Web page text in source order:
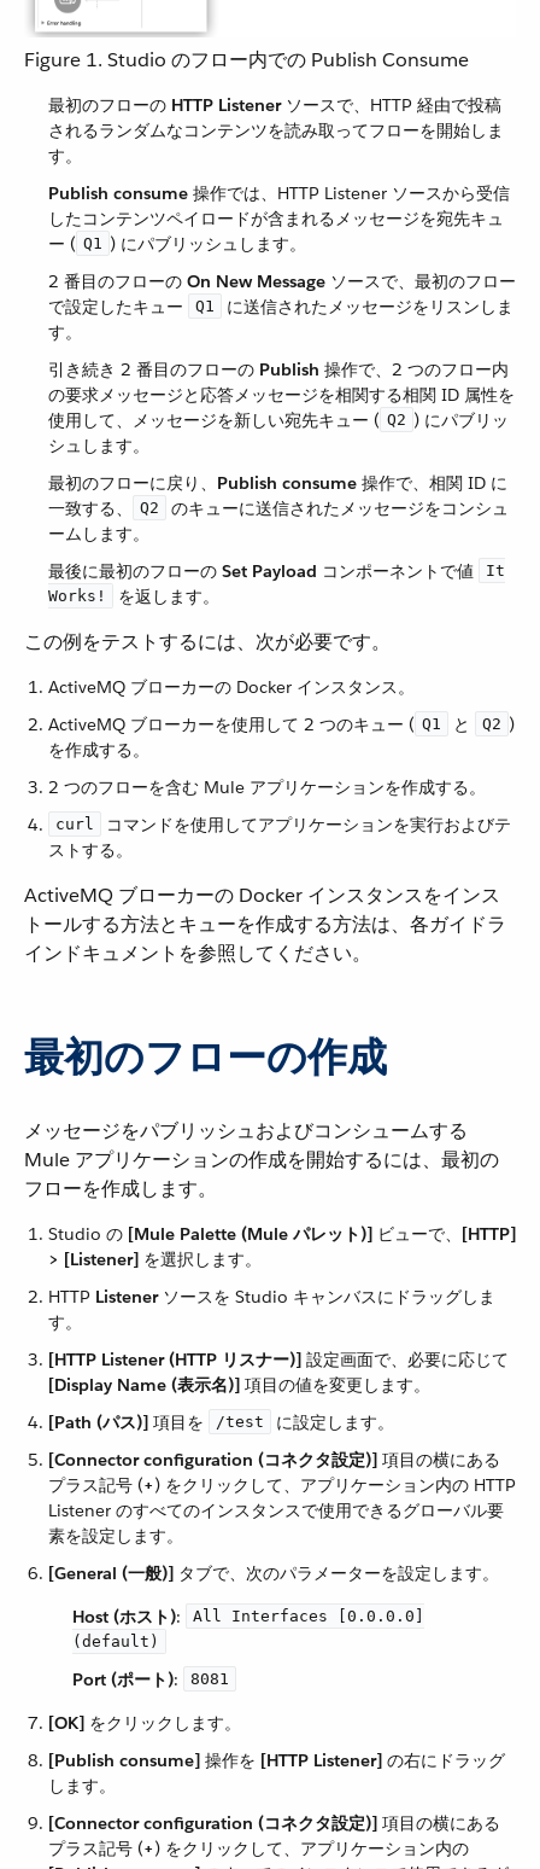
Figure 1. Studio のフロー内での Publish Consume
最初のフローの ​ HTTP Listener​ ソースで、HTTP 経由で投稿
されるランダムなコンテンツを読み取ってフローを開始しま
す。
Publish consume ​ 操作では、HTTP Listener ソースから受信
したコンテンツペイロードが含まれるメッセージを宛先キュ
ー (​ Q1
​) にパブリッシュします。
2 番目のフローの ​ On New Message ​ ソースで、最初のフロー
で設定したキュー ​
Q1
​ に送信されたメッセージをリスンしま
す。
引き続き 2 番目のフローの ​ Publish ​ 操作で、2 つのフロー内
の要求メッセージと応答メッセージを相関する相関 ID 属性を
使用して、メッセージを新しい宛先キュー (​ Q2 ​) にパブリッ
シュします。
最初のフローに戻り、​ Publish consume ​ 操作で、相関 ID に
一致する、​
Q2
​ のキューに送信されたメッセージをコンシュ
ームします。
最後に最初のフローの ​ Set Payload ​ コンポーネントで値 ​
It
Works!
​ を返します。
この例をテストするには、次が必要です。
ActiveMQ ブローカーの Docker インスタンス。
ActiveMQ ブローカーを使用して 2 つのキュー (​ Q1 ​ と ​ Q2 ​)
を作成する。
2 つのフローを含む Mule アプリケーションを作成する。
curl
​ コマンドを使用してアプリケーションを実行およびテ
ストする。
ActiveMQ ブローカーの Docker インスタンスをインス
トールする方法とキューを作成する方法は、各ガイドラ
インドキュメントを参照してください。
最初のフローの作成
メッセージをパブリッシュおよびコンシュームする
Mule アプリケーションの作成を開始するには、最初の
フローを作成します。
Studio の ​ [Mule Palette (Mule パレット)] ​ ビューで、​ [HTTP]
> [Listener] ​ を選択します。
HTTP ​ Listener​ ソースを Studio キャンバスにドラッグしま
す。
[HTTP Listener (HTTP リスナー)] ​ 設定画面で、必要に応じて ​
[Display Name (表示名)] ​ 項目の値を変更します。
[Path (パス)] ​ 項目を ​ /test
​ に設定します。
[Connector configuration (コネクタ設定)] ​ 項目の横にある
プラス記号 (​+​) をクリックして、アプリケーション内の HTTP
Listener のすべてのインスタンスで使用できるグローバル要
素を設定します。
[General (一般)] ​ タブで、次のパラメーターを設定します。
Host (ホスト)​:
All Interfaces [0.0.0.0]
(default)
Port (ポート)​: 8081
[OK] ​ をクリックします。
[Publish consume] ​ 操作を ​ [HTTP Listener] ​ の右にドラッグ
します。
[Connector configuration (コネクタ設定)] ​ 項目の横にある
プラス記号 (​+​) をクリックして、アプリケーション内の ​